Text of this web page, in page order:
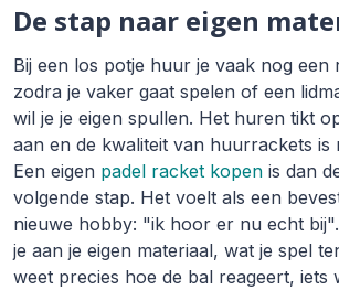
De stap naar eigen
Bij een los potje huur je vaak nog een
zodra je vaker gaat spelen of een
wil je je eigen spullen. Het huren tikt
aan en de kwaliteit van huurrackets is
Een eigen padel racket kopen is dan
volgende stap. Het voelt als een
nieuwe hobby: "ik hoor er nu echt
je aan je eigen materiaal, wat je spel
weet precies hoe de bal reageert, iets